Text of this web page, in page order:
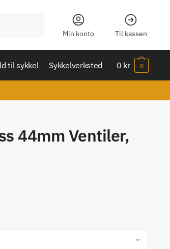
Min konto Til kassen
til sykkel Sykkelverksted 0 kr 0
44mm Ventiler,